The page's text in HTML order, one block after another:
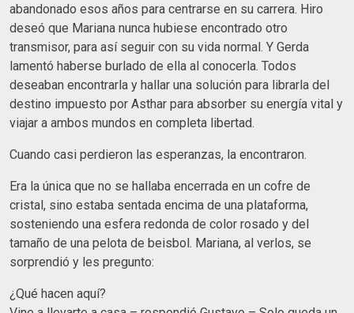
abandonado esos años para centrarse en su carrera. Hiro
deseó que Mariana nunca hubiese encontrado otro
transmisor, para así seguir con su vida normal. Y Gerda
lamentó haberse burlado de ella al conocerla. Todos
deseaban encontrarla y hallar una solución para librarla del
destino impuesto por Asthar para absorber su energía vital y
viajar a ambos mundos en completa libertad.
Cuando casi perdieron las esperanzas, la encontraron.
Era la única que no se hallaba encerrada en un cofre de
cristal, sino estaba sentada encima de una plataforma,
sosteniendo una esfera redonda de color rosado y del
tamaño de una pelota de beisbol. Mariana, al verlos, se
sorprendió y les pregunto:
¿Qué hacen aquí?